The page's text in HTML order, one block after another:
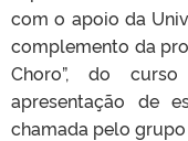
com o apoio da
complemento da
Choro”, do
apresentação de
chamada pelo grupo